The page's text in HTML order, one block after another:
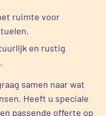
ruimte voor
en rustig
samen naar wat
Heeft u speciale
passende offerte op